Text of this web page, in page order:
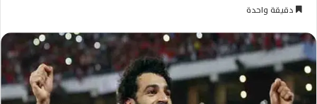
ب
ر
دقيقة واحدة